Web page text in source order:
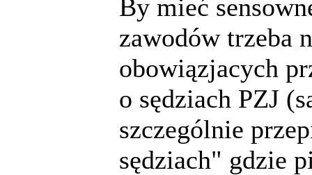
By mieć
zawodów trzeba
obowiązjacych
o sędziach PZJ
szczególnie
sędziach" gdzie